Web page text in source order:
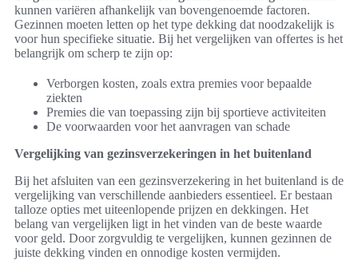
kunnen variëren afhankelijk van bovengenoemde factoren.
Gezinnen moeten letten op het type dekking dat noodzakelijk is
voor hun specifieke situatie. Bij het vergelijken van offertes is het
belangrijk om scherp te zijn op:
Verborgen kosten, zoals extra premies voor bepaalde
ziekten
Premies die van toepassing zijn bij sportieve activiteiten
De voorwaarden voor het aanvragen van schade
Vergelijking van gezinsverzekeringen in het buitenland
Bij het afsluiten van een gezinsverzekering in het buitenland is de
vergelijking van verschillende aanbieders essentieel. Er bestaan
talloze opties met uiteenlopende prijzen en dekkingen. Het
belang van vergelijken ligt in het vinden van de beste waarde
voor geld. Door zorgvuldig te vergelijken, kunnen gezinnen de
juiste dekking vinden en onnodige kosten vermijden.